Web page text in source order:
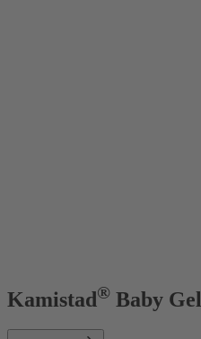
Kamistad® Baby Gel